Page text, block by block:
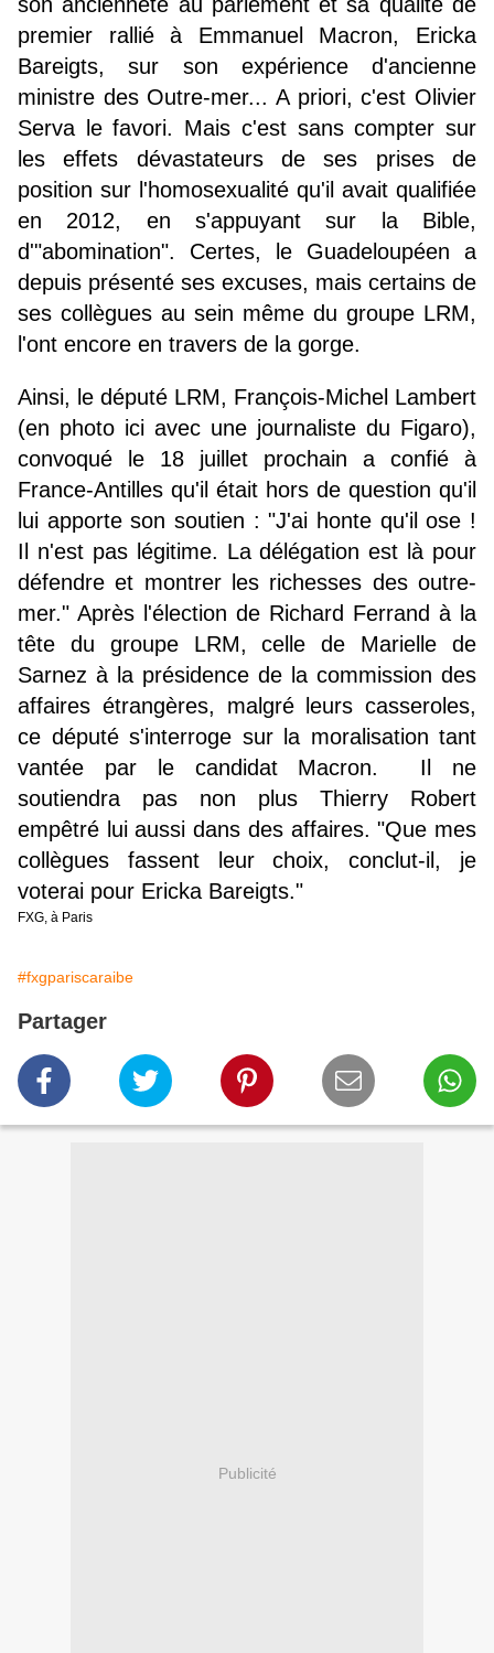
premier rallié à Emmanuel Macron, Ericka
Bareigts, sur son expérience d'ancienne
ministre des Outre-mer... A priori, c'est Olivier
Serva le favori. Mais c'est sans compter sur
les effets dévastateurs de ses prises de
position sur l'homosexualité qu'il avait qualifiée
en 2012, en s'appuyant sur la Bible,
d'"abomination". Certes, le Guadeloupéen a
depuis présenté ses excuses, mais certains de
ses collègues au sein même du groupe LRM,
l'ont encore en travers de la gorge.
Ainsi, le député LRM, François-Michel Lambert
(en photo ici avec une journaliste du Figaro),
convoqué le 18 juillet prochain a confié à
France-Antilles qu'il était hors de question qu'il
lui apporte son soutien : "J'ai honte qu'il ose !
Il n'est pas légitime. La délégation est là pour
défendre et montrer les richesses des outre-
mer." Après l'élection de Richard Ferrand à la
tête du groupe LRM, celle de Marielle de
Sarnez à la présidence de la commission des
affaires étrangères, malgré leurs casseroles,
ce député s'interroge sur la moralisation tant
vantée par le candidat Macron. Il ne
soutiendra pas non plus Thierry Robert
empêtré lui aussi dans des affaires. "Que mes
collègues fassent leur choix, conclut-il, je
voterai pour Ericka Bareigts."
FXG, à Paris
#fxgpariscaraibe
Partager
Publicité